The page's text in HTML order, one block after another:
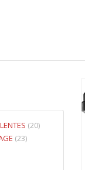
20
23